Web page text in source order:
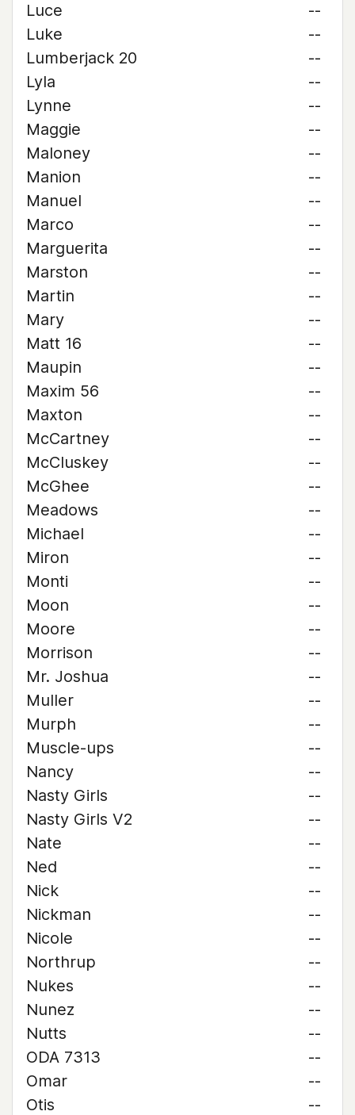
Luce
--
Luke
--
Lumberjack 20
--
Lyla
--
Lynne
--
Maggie
--
Maloney
--
Manion
--
Manuel
--
Marco
--
Marguerita
--
Marston
--
Martin
--
Mary
--
Matt 16
--
Maupin
--
Maxim 56
--
Maxton
--
McCartney
--
McCluskey
--
McGhee
--
Meadows
--
Michael
--
Miron
--
Monti
--
Moon
--
Moore
--
Morrison
--
Mr. Joshua
--
Muller
--
Murph
--
Muscle-ups
--
Nancy
--
Nasty Girls
--
Nasty Girls V2
--
Nate
--
Ned
--
Nick
--
Nickman
--
Nicole
--
Northrup
--
Nukes
--
Nunez
--
Nutts
--
ODA 7313
--
Omar
--
Otis
--